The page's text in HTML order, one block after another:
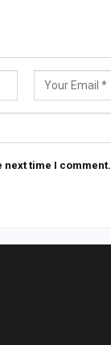
next time I comment.